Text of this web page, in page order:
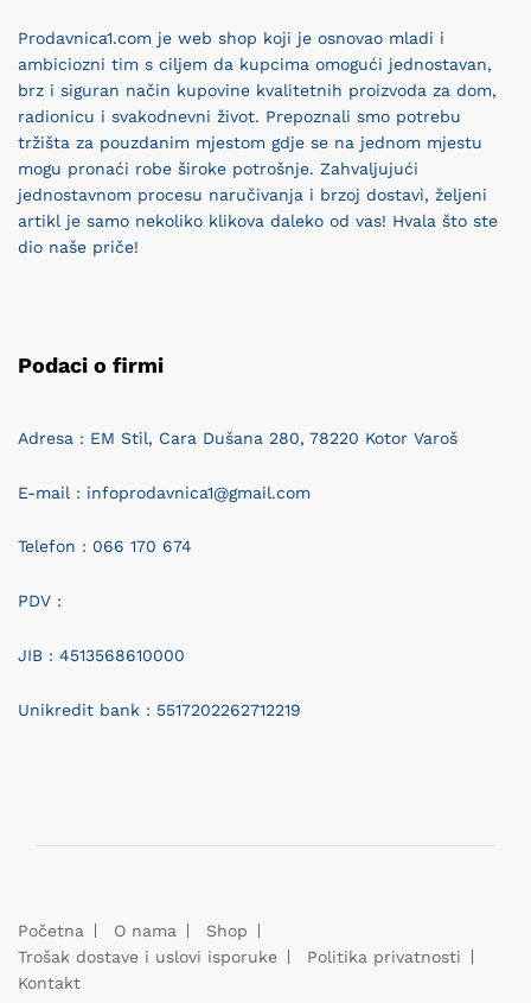
Prodavnica1.com je web shop koji je osnovao mladi i
ambiciozni tim s ciljem da kupcima omogući jednostavan,
brz i siguran način kupovine kvalitetnih proizvoda za dom,
radionicu i svakodnevni život. Prepoznali smo potrebu
tržišta za pouzdanim mjestom gdje se na jednom mjestu
mogu pronaći robe široke potrošnje. Zahvaljujući
jednostavnom procesu naručivanja i brzoj dostavi, željeni
artikl je samo nekoliko klikova daleko od vas! Hvala što ste
dio naše priče!
Podaci o firmi
Adresa : EM Stil, Cara Dušana 280, 78220 Kotor Varoš
E-mail : infoprodavnica1@gmail.com
Telefon : 066 170 674
PDV :
JIB : 4513568610000
Unikredit bank : 5517202262712219
Početna O nama
Shop
Trošak dostave i uslovi isporuke
Politika privatnosti
Kontakt